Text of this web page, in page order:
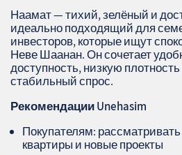
Наамат — тихий, зелёный и
идеально подходящий для
инвесторов, которые ищут
Неве Шаанан. Он сочетает
доступность, низкую
стабильный спрос.
Рекомендации Unehasim
Покупателям:
квартиры и новые проекты